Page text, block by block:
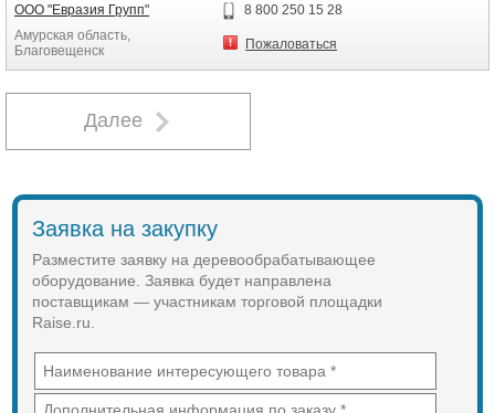
ООО "Евразия Групп"
Амурская область,
Благовещенск
8 800 250 15 28
Пожаловаться
Далее
Заявка на закупку
Разместите заявку на деревообрабатывающее
оборудование. Заявка будет направлена
поставщикам — участникам торговой площадки
Raise.ru.